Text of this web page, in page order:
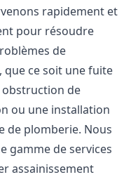
rapidement et
pour résoudre
de
que ce soit une fuite
obstruction de
ou une installation
de plomberie. Nous
gamme de services
assainissement